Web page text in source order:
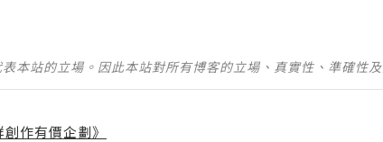
本站的立場。因此本站對所有博客的立場、真實性、準確性
作有價企劃》